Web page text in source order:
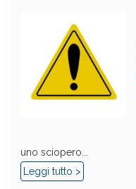
uno sciopero...
Leggi tutto >